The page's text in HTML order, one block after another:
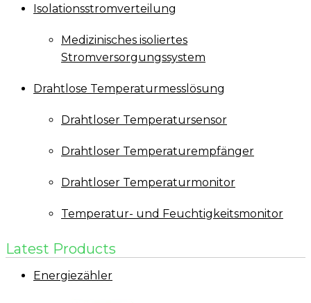
Isolationsstromverteilung
Medizinisches isoliertes
Stromversorgungssystem
Drahtlose Temperaturmesslösung
Drahtloser Temperatursensor
Drahtloser Temperaturempfänger
Drahtloser Temperaturmonitor
Temperatur- und Feuchtigkeitsmonitor
Latest Products
Energiezähler